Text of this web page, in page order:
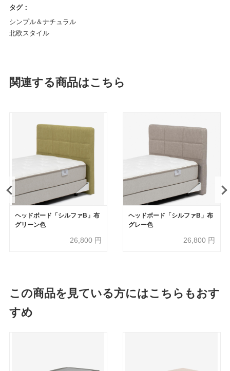
タグ：
シンプル＆ナチュラル
北欧スタイル
関連する商品はこちら
ヘッドボード「シルファB」布
グリーン色
26,800 円
ヘッドボード「シルファB」布
グレー色
26,800 円
この商品を見ている方にはこちらもおす
すめ